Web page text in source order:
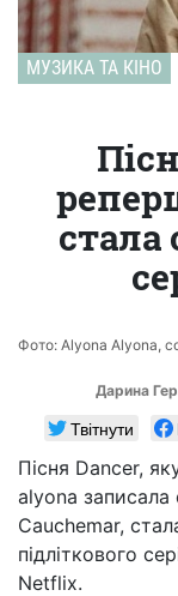
МУЗИКА ТА КІНО
стала
Фото: Alyona Alyona,
Дарина
Твітнути
Пісня Dancer,
alyona записала
Cauchemar,
підліткового
Netflix.